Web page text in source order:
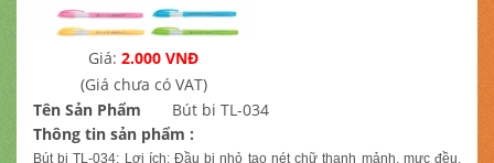
Giá: 2.000 VNĐ
(Giá chưa có VAT)
Tên Sản Phẩm
Bút bi TL-034
Thông tin sản phẩm :
Bút bi TL-034: Lợi ích: Đầu bi nhỏ tạo nét chữ thanh mảnh, mực đều.